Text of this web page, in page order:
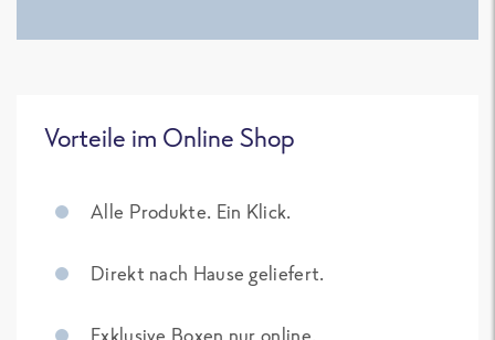
Vorteile im Online Shop
Alle Produkte. Ein Klick.
Direkt nach Hause geliefert.
Exklusive Boxen nur online.